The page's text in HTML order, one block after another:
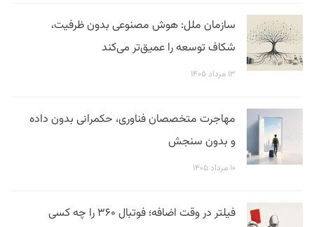
سازمان ملل: هوش مصنوعی بدون ظرفیت،
شکاف توسعه را عمیق‌تر می‌کند
۱۳ مرداد ۱۴۰۵
مهاجرت متخصصان فناوری، حکمرانی بدون داده
و بدون سنجش
۱۰ مرداد ۱۴۰۵
فیلتر در وقت اضافه؛ فوتبال ۳۶۰ را چه کسی